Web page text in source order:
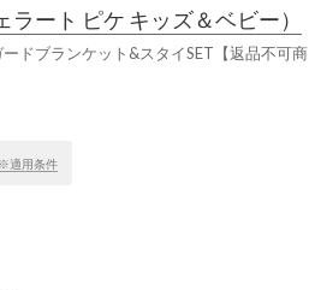
ラート ピケ キッズ＆ベビー）
ドブランケット&スタイSET【返品不可商
※適用条件